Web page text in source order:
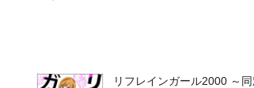
リフレインガール2000 ～